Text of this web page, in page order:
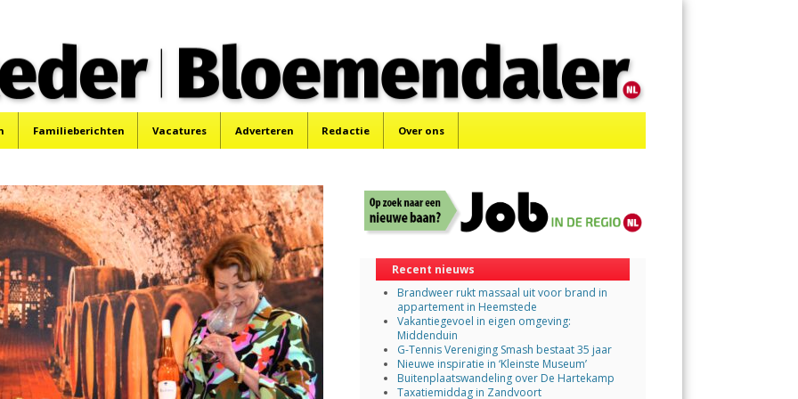
Familieberichten Vacatures Adverteren Redactie Over ons
Recent nieuws
Brandweer rukt massaal uit voor brand in
appartement in Heemstede
Vakantiegevoel in eigen omgeving:
Middenduin
G-Tennis Vereniging Smash bestaat 35 jaar
Nieuwe inspiratie in ‘Kleinste Museum’
Buitenplaatswandeling over De Hartekamp
Taxatiemiddag in Zandvoort